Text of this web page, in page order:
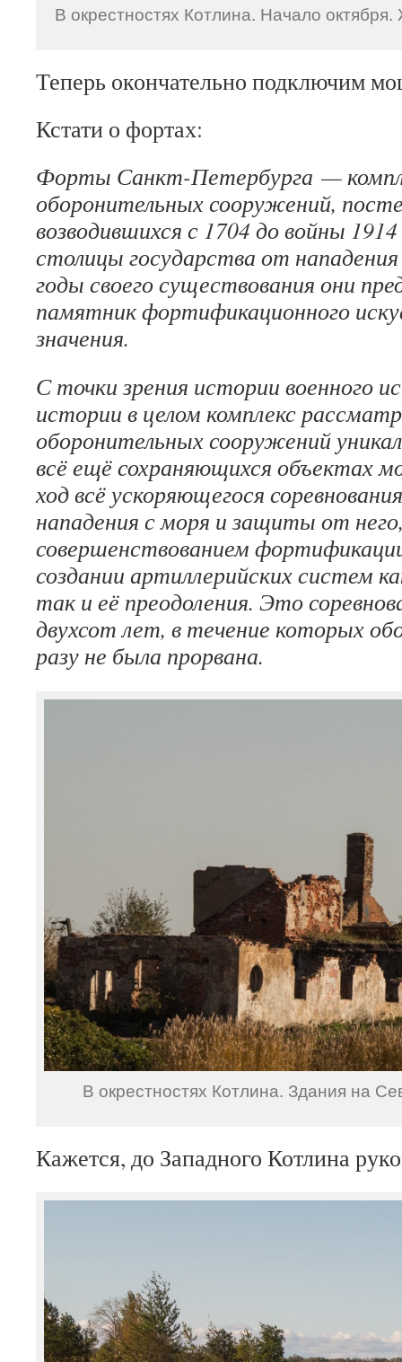
В окрестностях Котлина. Начало
Теперь окончательно подключим
Кстати о фортах:
Форты Санкт-Петербурга —
оборонительных сооружений,
возводившихся с 1704 до войны
столицы государства от
годы своего существования они
памятник фортификационного
значения.
С точки зрения истории военного
истории в целом комплекс
оборонительных сооружений
всё ещё сохраняющихся объектах
ход всё ускоряющегося
нападения с моря и защиты от
совершенствованием
создании артиллерийских систем
так и её преодоления. Это
двухсот лет, в течение которых
разу не была прорвана.
В окрестностях Котлина. Здания на
Кажется, до Западного Котлина